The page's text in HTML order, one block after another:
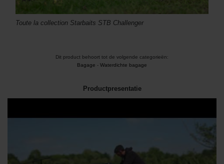
Toute la collection Starbaits STB Challenger
Dit product behoort tot de volgende categorieën:
Bagage - Waterdichte bagage
Productpresentatie